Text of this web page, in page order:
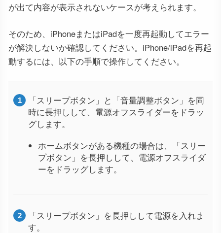
が出て内容が表示されないケースが考えられます。
そのため、iPhoneまたはiPadを一度再起動してエラー
が解決しないか確認してください。iPhone/iPadを再起
動するには、以下の手順で操作してください。
「スリープボタン」と「音量調整ボタン」を同
時に長押しして、電源オフスライダーをドラッ
グします。
ホームボタンがある機種の場合は、「スリー
プボタン」を長押しして、電源オフスライダ
ーをドラッグします。
「スリープボタン」を長押しして電源を入れま
す。